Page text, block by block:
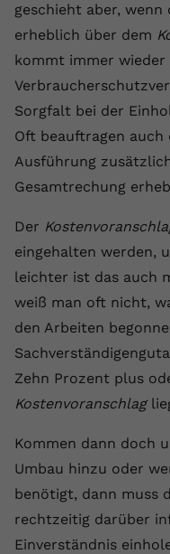
geschieht aber,
erheblich über dem
kommt immer
Sorgfalt bei der
Oft beauftragen auch
Ausführung
Gesamtrechung
Der
eingehalten werden,
leichter ist das auch
weiß man oft nicht,
den Arbeiten
Zehn Prozent plus
Kostenvoranschlag
Kommen dann doch
Umbau hinzu oder
benötigt, dann muss
rechtzeitig darüber
Einverständnis
Anbieter
Videos
Name
Laufzeit Session
Videos
Name yt-